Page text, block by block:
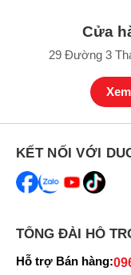
hành chính hãng 12
đổi 1 trong 1 năm giúp
Cửa
29 Đường 3
KẾT NỐI VỚI
TỔNG ĐÀI HỖ
Hỗ trợ Bán hàng: